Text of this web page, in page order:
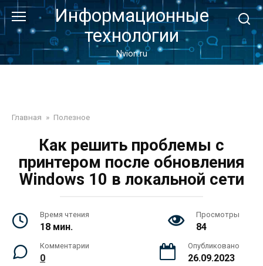
Перейти
к
контенту
Информационные
технологии
Nvion.ru
Главная » Полезное
Как решить проблемы с
принтером после обновления
Windows 10 в локальной сети
Время чтения
18 мин.
Просмотры
84
Комментарии
0
Опубликовано
26.09.2023